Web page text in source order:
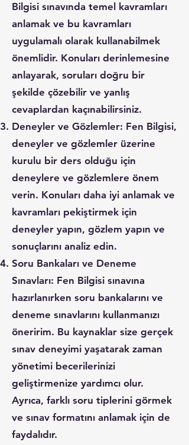
Bilgisi sınavında temel kavramları
anlamak ve bu kavramları
uygulamalı olarak kullanabilmek
önemlidir. Konuları derinlemesine
anlayarak, soruları doğru bir
şekilde çözebilir ve yanlış
cevaplardan kaçınabilirsiniz.
Deneyler ve Gözlemler: Fen Bilgisi,
deneyler ve gözlemler üzerine
kurulu bir ders olduğu için
deneylere ve gözlemlere önem
verin. Konuları daha iyi anlamak ve
kavramları pekiştirmek için
deneyler yapın, gözlem yapın ve
sonuçlarını analiz edin.
Soru Bankaları ve Deneme
Sınavları: Fen Bilgisi sınavına
hazırlanırken soru bankalarını ve
deneme sınavlarını kullanmanızı
öneririm. Bu kaynaklar size gerçek
sınav deneyimi yaşatarak zaman
yönetimi becerilerinizi
geliştirmenize yardımcı olur.
Ayrıca, farklı soru tiplerini görmek
ve sınav formatını anlamak için de
faydalıdır.